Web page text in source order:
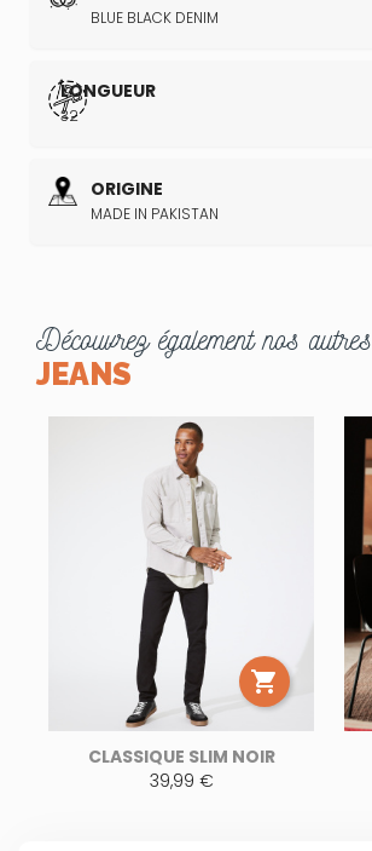
BLUE BLACK DENIM
LONGUEUR
32
ORIGINE
MADE IN PAKISTAN
Découvrez également nos autres
JEANS

CLASSIQUE SLIM NOIR
39,99 €